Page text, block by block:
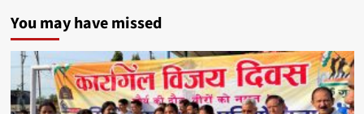
You may have missed